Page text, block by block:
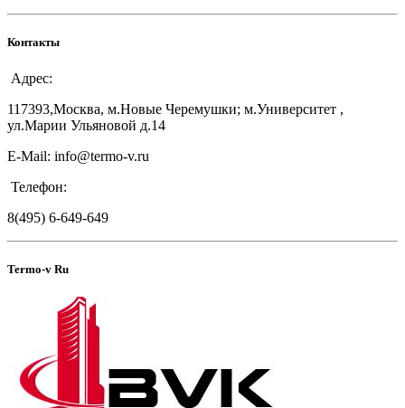
Контакты
Адрес:
117393,Москва, м.Новые Черемушки; м.Университет ,
ул.Марии Ульяновой д.14
E-Mail: info@termo-v.ru
Телефон:
8(495) 6-649-649
Termo-v Ru